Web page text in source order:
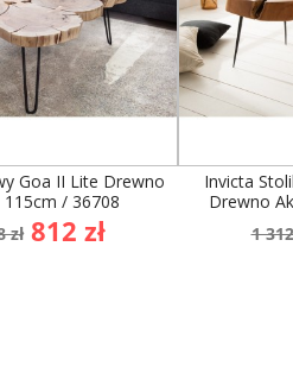
Goa II Lite Drewno
115cm / 36708
zł Cena
812 zł
Invicta
Drewno
1